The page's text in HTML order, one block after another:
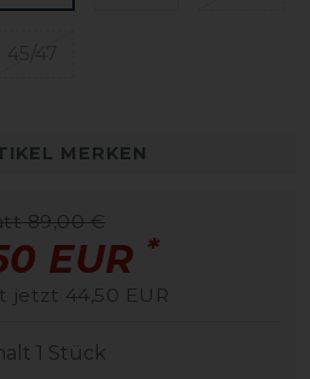
MERKEN
89,00 €
EUR *
jetzt 44,50 EUR
1 Stück